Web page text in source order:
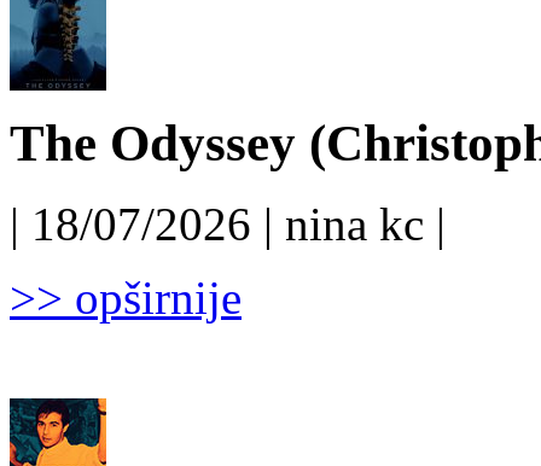
The Odyssey
| 18/07/2026 | nina kc |
>> opširnije